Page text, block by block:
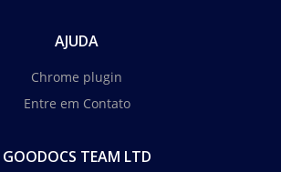
AJUDA
Chrome plugin
Entre em Contato
GOODOCS TEAM LTD